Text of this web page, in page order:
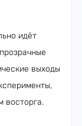
идёт
выходы
восторга.